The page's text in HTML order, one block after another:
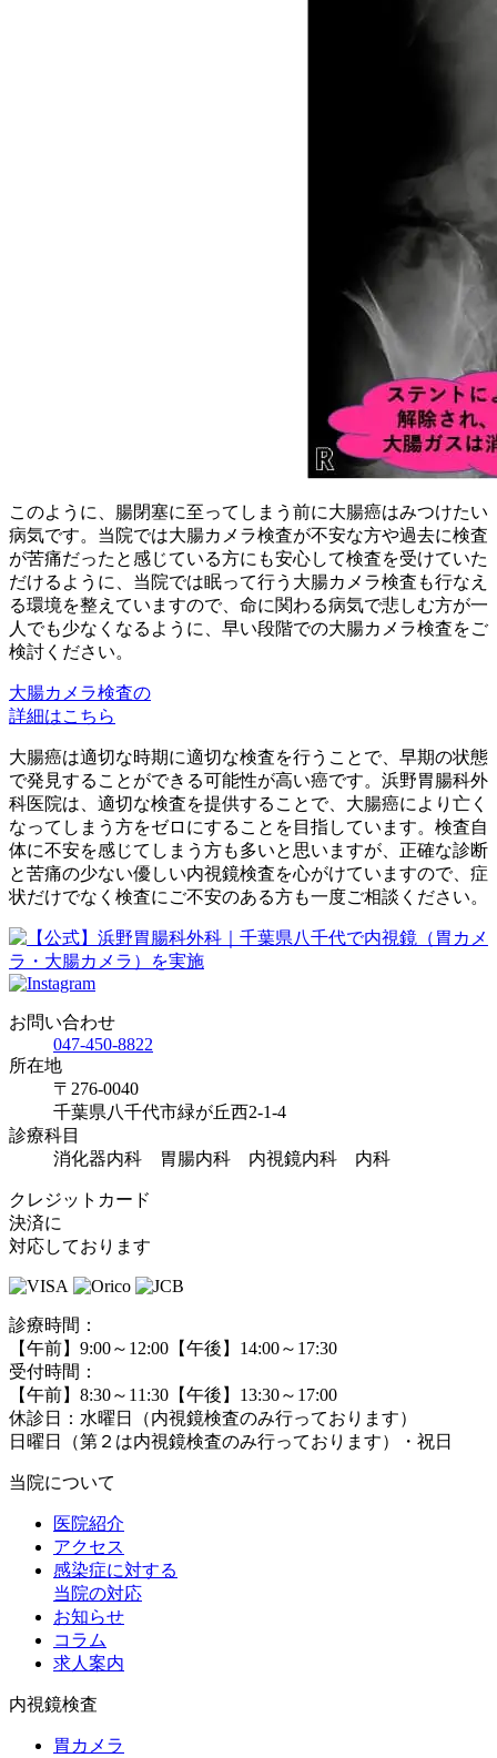
このように、腸閉塞に至ってしまう前に大腸癌はみつけたい
病気です。当院では大腸カメラ検査が不安な方や過去に検査
が苦痛だったと感じている方にも安心して検査を受けていた
だけるように、当院では眠って行う大腸カメラ検査も行なえ
る環境を整えていますので、命に関わる病気で悲しむ方が一
人でも少なくなるように、早い段階での大腸カメラ検査をご
検討ください。
大腸カメラ検査の
詳細はこちら
大腸癌は適切な時期に適切な検査を行うことで、早期の状態
で発見することができる可能性が高い癌です。浜野胃腸科外
科医院は、適切な検査を提供することで、大腸癌により亡く
なってしまう方をゼロにすることを目指しています。検査自
体に不安を感じてしまう方も多いと思いますが、正確な診断
と苦痛の少ない優しい内視鏡検査を心がけていますので、症
状だけでなく検査にご不安のある方も一度ご相談ください。
お問い合わせ
047-450-8822
所在地
〒276-0040
千葉県八千代市緑が丘西2-1-4
診療科目
消化器内科 胃腸内科 内視鏡内科 内科
クレジットカード
決済に
対応しております
診療時間：
【午前】9:00～12:00【午後】14:00～17:30
受付時間：
【午前】8:30～11:30【午後】13:30～17:00
休診日：水曜日（内視鏡検査のみ行っております）
日曜日（第２は内視鏡検査のみ行っております）・祝日
当院について
医院紹介
アクセス
感染症に対する
当院の対応
お知らせ
コラム
求人案内
内視鏡検査
胃カメラ